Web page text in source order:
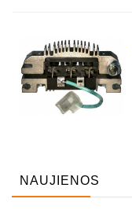
NAUJIENOS